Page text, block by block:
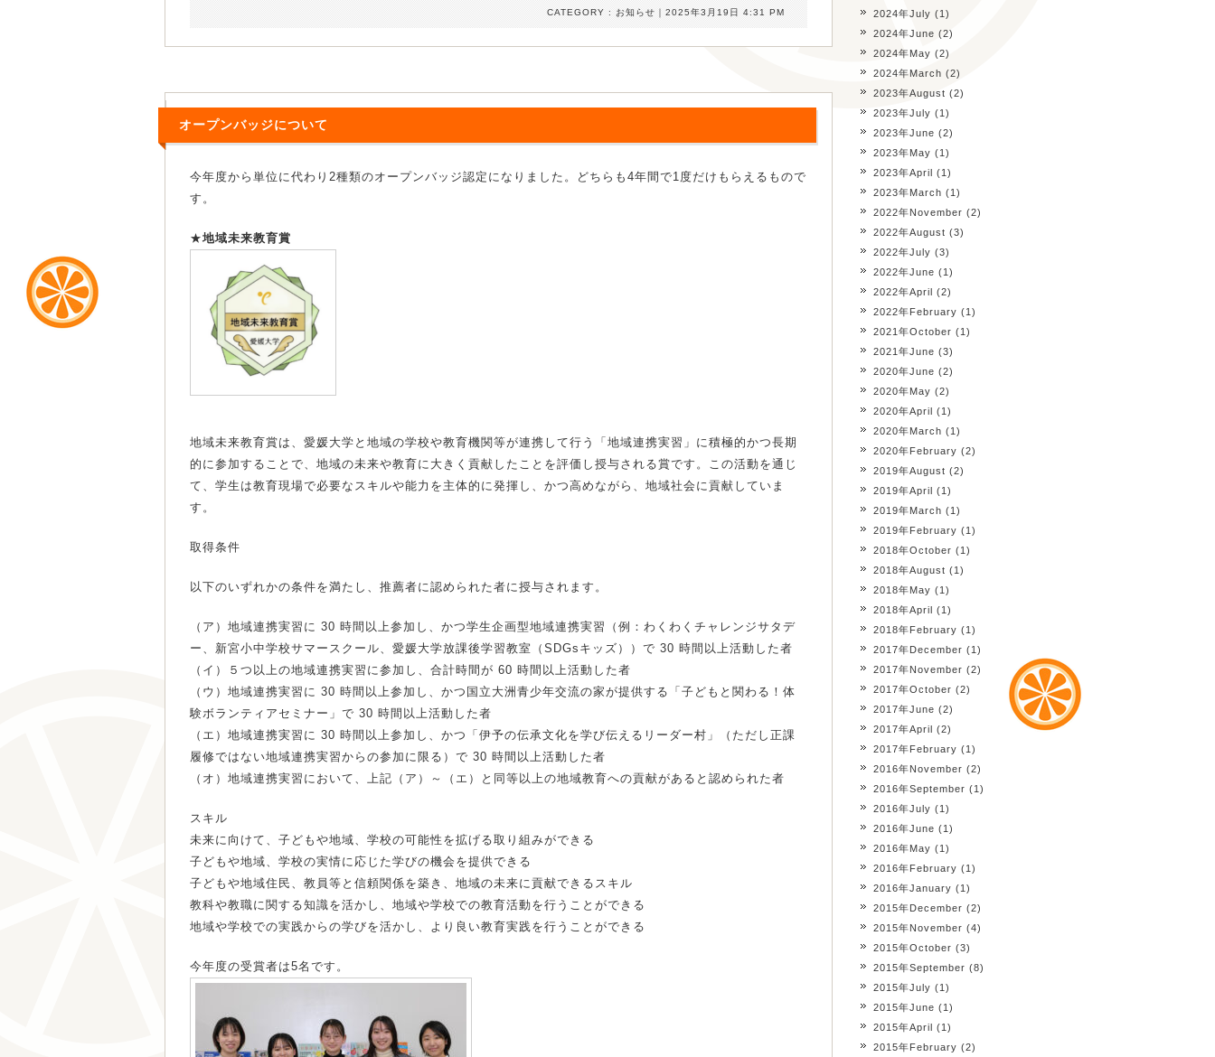
CATEGORY : お知らせ ｜2025年3月19日 4:31 PM
オープンバッジについて
今年度から単位に代わり2種類のオープンバッジ認定になりました。どちらも4年間で1度だけもらえるもので
す。
★地域未来教育賞
地域未来教育賞は、愛媛大学と地域の学校や教育機関等が連携して行う「地域連携実習」に積極的かつ長期
的に参加することで、地域の未来や教育に大きく貢献したことを評価し授与される賞です。この活動を通じ
て、学生は教育現場で必要なスキルや能力を主体的に発揮し、かつ高めながら、地域社会に貢献していま
す。
取得条件
以下のいずれかの条件を満たし、推薦者に認められた者に授与されます。
（ア）地域連携実習に 30 時間以上参加し、かつ学生企画型地域連携実習（例：わくわくチャレンジサタデ
ー、新宮小中学校サマースクール、愛媛大学放課後学習教室（SDGsキッズ））で 30 時間以上活動した者
（イ）５つ以上の地域連携実習に参加し、合計時間が 60 時間以上活動した者
（ウ）地域連携実習に 30 時間以上参加し、かつ国立大洲青少年交流の家が提供する「子どもと関わる！体
験ボランティアセミナー」で 30 時間以上活動した者
（エ）地域連携実習に 30 時間以上参加し、かつ「伊予の伝承文化を学び伝えるリーダー村」（ただし正課
履修ではない地域連携実習からの参加に限る）で 30 時間以上活動した者
（オ）地域連携実習において、上記（ア）～（エ）と同等以上の地域教育への貢献があると認められた者
スキル
未来に向けて、子どもや地域、学校の可能性を拡げる取り組みができる
子どもや地域、学校の実情に応じた学びの機会を提供できる
子どもや地域住民、教員等と信頼関係を築き、地域の未来に貢献できるスキル
教科や教職に関する知識を活かし、地域や学校での教育活動を行うことができる
地域や学校での実践からの学びを活かし、より良い教育実践を行うことができる
今年度の受賞者は5名です。
2024年July (1)
2024年June (2)
2024年May (2)
2024年March (2)
2023年August (2)
2023年July (1)
2023年June (2)
2023年May (1)
2023年April (1)
2023年March (1)
2022年November (2)
2022年August (3)
2022年July (3)
2022年June (1)
2022年April (2)
2022年February (1)
2021年October (1)
2021年June (3)
2020年June (2)
2020年May (2)
2020年April (1)
2020年March (1)
2020年February (2)
2019年August (2)
2019年April (1)
2019年March (1)
2019年February (1)
2018年October (1)
2018年August (1)
2018年May (1)
2018年April (1)
2018年February (1)
2017年December (1)
2017年November (2)
2017年October (2)
2017年June (2)
2017年April (2)
2017年February (1)
2016年November (2)
2016年September (1)
2016年July (1)
2016年June (1)
2016年May (1)
2016年February (1)
2016年January (1)
2015年December (2)
2015年November (4)
2015年October (3)
2015年September (8)
2015年July (1)
2015年June (1)
2015年April (1)
2015年February (2)